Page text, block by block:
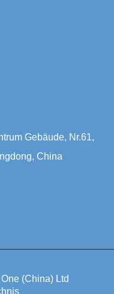
Gebäude, Nr.61,
China
(China) Ltd